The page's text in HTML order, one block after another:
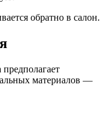
обратно в салон.
материалов —